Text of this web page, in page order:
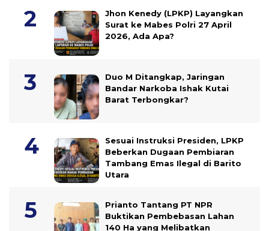
Jhon Kenedy (LPKP) Layangkan
Surat ke Mabes Polri 27 April
2026, Ada Apa?
Duo M Ditangkap, Jaringan
Bandar Narkoba Ishak Kutai
Barat Terbongkar?
Sesuai Instruksi Presiden, LPKP
Beberkan Dugaan Pembiaran
Tambang Emas Ilegal di Barito
Utara
Prianto Tantang PT NPR
Buktikan Pembebasan Lahan
140 Ha yang Melibatkan